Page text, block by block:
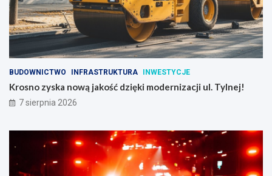
BUDOWNICTWO INFRASTRUKTURA INWESTYCJE
Krosno zyska nową jakość dzięki modernizacji ul. Tylnej!
7 sierpnia 2026